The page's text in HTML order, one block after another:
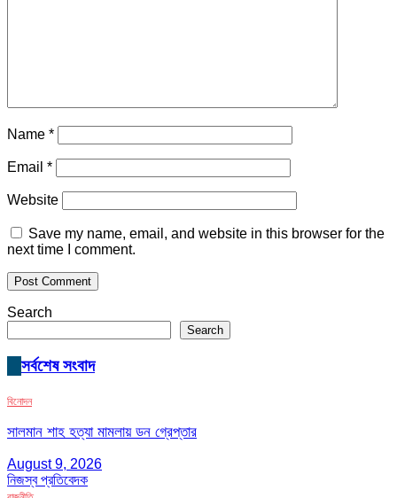
Name *
Email *
Website
Save my name, email, and website in this browser for the
next time I comment.
Search
Search
সর্বশেষ সংবাদ
বিনোদন
সালমান শাহ হত্যা মামলায় ডন গ্রেপ্তার
August 9, 2026
নিজস্ব প্রতিবেদক